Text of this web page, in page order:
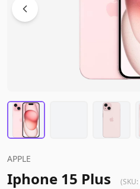
APPLE
Iphone 15 Plus (SKU: